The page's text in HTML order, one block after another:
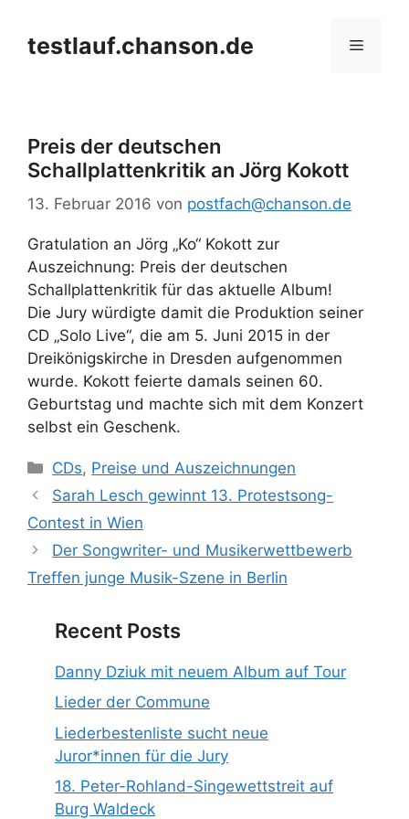
springen
testlauf.chanson.de Menü
Preis der deutschen
Schallplattenkritik an Jörg Kokott
13. Februar 2016 von postfach@chanson.de
Gratulation an Jörg „Ko“ Kokott zur
Auszeichnung: Preis der deutschen
Schallplattenkritik für das aktuelle Album!
Die Jury würdigte damit die Produktion seiner
CD „Solo Live“, die am 5. Juni 2015 in der
Dreikönigskirche in Dresden aufgenommen
wurde. Kokott feierte damals seinen 60.
Geburtstag und machte sich mit dem Konzert
selbst ein Geschenk.
Kategorien
CDs, Preise und Auszeichnungen
Sarah Lesch gewinnt 13. Protestsong-
Contest in Wien
Der Songwriter- und Musikerwettbewerb
Treffen junge Musik-Szene in Berlin
Recent Posts
Danny Dziuk mit neuem Album auf Tour
Lieder der Commune
Liederbestenliste sucht neue
Juror*innen für die Jury
18. Peter-Rohland-Singewettstreit auf
Burg Waldeck